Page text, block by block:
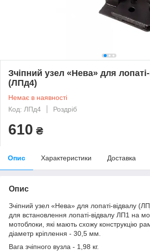
Зчіпний узел «Нева» для
(ЛПд4)
Немає в наявності
Код: ЛПд4
Роздріб
610 ₴
Опис Характеристики Доставка
Опис
Зчіпний узел «Нева» для лопаті-відвалу
для встановлення лопаті-відвалу ЛП1 на
мотоблоки, які мають схожу конструкцію
діаметр кріплення - 30,5 мм.
Вага зчіпного вузла - 1,98 кг.